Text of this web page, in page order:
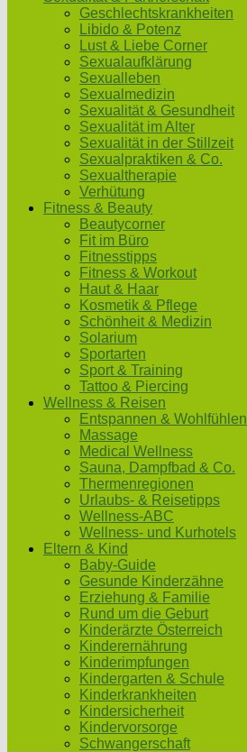
Geschlechtskrankheiten
Libido & Potenz
Lust & Liebe Corner
Sexualaufklärung
Sexualleben
Sexualmedizin
Sexualität & Gesundheit
Sexualität im Alter
Sexualität in der Stillzeit
Sexualpraktiken & Co.
Sexualtherapie
Verhütung
Fitness & Beauty
Beautycorner
Fit im Büro
Fitnesstipps
Fitness & Workout
Haut & Haar
Kosmetik & Pflege
Schönheit & Medizin
Solarium
Sportarten
Sport & Training
Tattoo & Piercing
Wellness & Reisen
Entspannen & Wohlfühlen
Massage
Medical Wellness
Sauna, Dampfbad & Co.
Thermenregionen
Urlaubs- & Reisetipps
Wellness-ABC
Wellness- und Kurhotels
Eltern & Kind
Baby-Guide
Gesunde Kinderzähne
Erziehung & Familie
Rund um die Geburt
Kinderärzte Österreich
Kinderernährung
Kinderimpfungen
Kindergarten & Schule
Kinderkrankheiten
Kindersicherheit
Kindervorsorge
Schwangerschaft